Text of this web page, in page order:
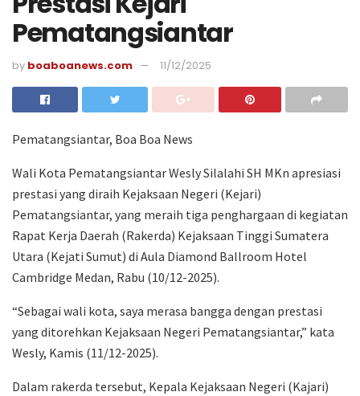
Pematangsiantar
by boaboanews.com 11/12/2025
Pematangsiantar, Boa Boa News
Wali Kota Pematangsiantar Wesly Silalahi SH MKn apresiasi
prestasi yang diraih Kejaksaan Negeri (Kejari)
Pematangsiantar, yang meraih tiga penghargaan di kegiatan
Rapat Kerja Daerah (Rakerda) Kejaksaan Tinggi Sumatera
Utara (Kejati Sumut) di Aula Diamond Ballroom Hotel
Cambridge Medan, Rabu (10/12-2025).
“Sebagai wali kota, saya merasa bangga dengan prestasi
yang ditorehkan Kejaksaan Negeri Pematangsiantar,” kata
Wesly, Kamis (11/12-2025).
Dalam rakerda tersebut, Kepala Kejaksaan Negeri (Kajari)